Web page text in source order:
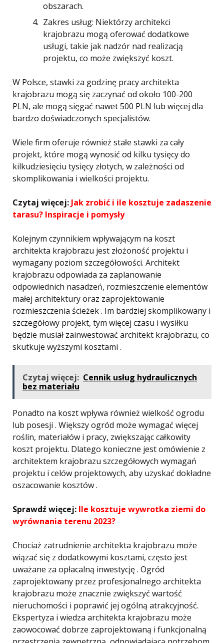
obszarach.
Zakres usług: Niektórzy architekci
krajobrazu mogą oferować dodatkowe
usługi, takie jak nadzór nad realizacją
projektu, co może zwiększyć koszt.
W Polsce, stawki za godzinę pracy architekta
krajobrazu mogą się zaczynać od około 100-200
PLN, ale mogą sięgać nawet 500 PLN lub więcej dla
bardzo doświadczonych specjalistów.
Wiele firm oferuje również stałe stawki za cały
projekt, które mogą wynosić od kilku tysięcy do
kilkudziesięciu tysięcy złotych, w zależności od
skomplikowania i wielkości projektu.
Czytaj więcej: Jak zrobić i ile kosztuje zadaszenie
tarasu? Inspiracje i pomysły
Kolejnym czynnikiem wpływającym na koszt
architekta krajobrazu jest złożoność projektu i
wymagany poziom szczegółowości. Architekt
krajobrazu odpowiada za zaplanowanie
odpowiednich nasadzeń, rozmieszczenie elementów
małej architektury oraz zaprojektowanie
rozmieszczenia ścieżek . Im bardziej skomplikowany i
szczegółowy projekt, tym więcej czasu i wysiłku
będzie musiał zainwestować architekt krajobrazu, co
skutkuje wyższymi kosztami .
Czytaj więcej: Cennik usług hydraulicznych
bez materiału
Ponadto na koszt wpływa również wielkość ogrodu
lub posesji . Większy ogród może wymagać więcej
roślin, materiałów i pracy, zwiększając całkowity
koszt projektu. Dlatego konieczne jest omówienie z
architektem krajobrazu szczegółowych wymagań
projektu i celów projektowych, aby uzyskać dokładne
oszacowanie kosztów .
Sprawdź więcej: Ile kosztuje wywrotka ziemi do
wyrównania terenu 2023?
Chociaż zatrudnienie architekta krajobrazu może
wiązać się z dodatkowymi kosztami, często jest
uważane za opłacalną inwestycję . Ogród
zaprojektowany przez profesjonalnego architekta
krajobrazu może znacznie zwiększyć wartość
nieruchomości i poprawić jej ogólną atrakcyjność.
Ekspertyza i wiedza architekta krajobrazu może
zaowocować dobrze zaprojektowaną i funkcjonalną